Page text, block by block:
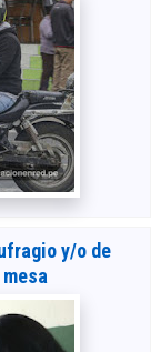
y/o de